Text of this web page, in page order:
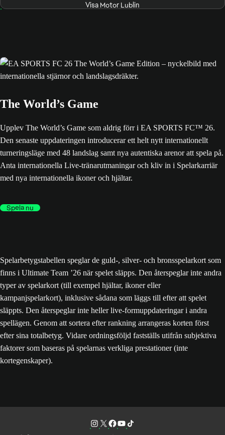
Visa Motor Lublin
The World’s Game
Upplev The World’s Game som aldrig förr i EA SPORTS FC™ 26.
Den senaste uppdateringen introducerar ett helt nytt internationellt
turneringsläge med 48 landslag samt nya autentiska arenor att spela på.
Anta internationella Live-tränarutmaningar och kliv in i Spelarkarriär
med nya internationella ikoner och hjältar.
Spela nu
Spelarbetygstabellen speglar de guld-, silver- och bronsspelarkort som
finns i Ultimate Team ’26 när spelet släpps. Den återspeglar inte andra
typer av spelarkort (till exempel hjältar, ikoner eller
kampanjspelarkort), inklusive sådana som läggs till efter att spelet
släppts. Den återspeglar inte heller live-formuppdateringar i andra
spellägen. Genom att sortera efter rankning arrangeras korten först
efter sina totalbetyg. Vidare ordningsföljd fastställs utifrån subjektiva
faktorer som baseras på spelarnas verkliga prestationer (inte
kortegenskaper).